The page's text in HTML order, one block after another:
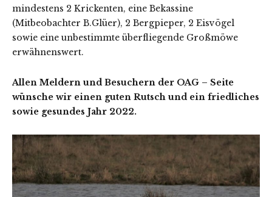
mindestens 2 Krickenten, eine Bekassine
(Mitbeobachter B.Glüer), 2 Bergpieper, 2 Eisvögel
sowie eine unbestimmte überfliegende Großmöwe
erwähnenswert.
Allen Meldern und Besuchern der OAG – Seite
wünsche wir einen guten Rutsch und ein friedliches
sowie gesundes Jahr 2022.